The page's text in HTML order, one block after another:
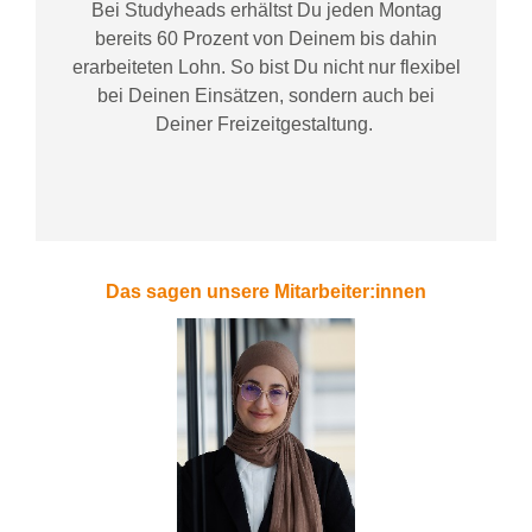
Bei Studyheadserhältst Du jeden Montag
bereits 60 Prozent von Deinem bis dahin
erarbeiteten Lohn. So bist Du nicht nur flexibel
bei Deinen Einsätzen, sondern auch bei
DeinerFreizeitgestaltung.
Das sagen unsere Mitarbeiter:innen